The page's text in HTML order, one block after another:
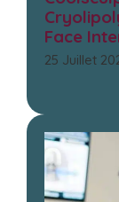
Face
25 Juillet